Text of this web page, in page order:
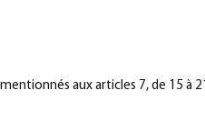
aux articles 7, de 15 à